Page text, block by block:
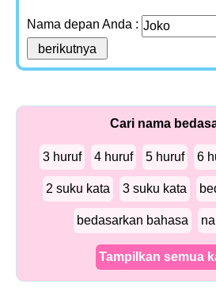
Nama depan Anda :
Cari nama
3 huruf 4 huruf 5 huruf 6
2 suku kata 3 suku kata
bedasarkan bahasa
Tampilkan semua